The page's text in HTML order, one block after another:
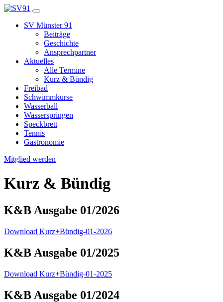
SV Münster 91
Beiträge
Geschichte
Ansprechpartner
Aktuelles
Alle Termine
Kurz & Bündig
Freibad
Schwimmkurse
Wasserball
Wasserspringen
Speckbrett
Tennis
Gastronomie
Mitglied werden
Kurz & Bündig
K&B Ausgabe 01/2026
Download Kurz+Bündig-01-2026
K&B Ausgabe 01/2025
Download Kurz+Bündig-01-2025
K&B Ausgabe 01/2024